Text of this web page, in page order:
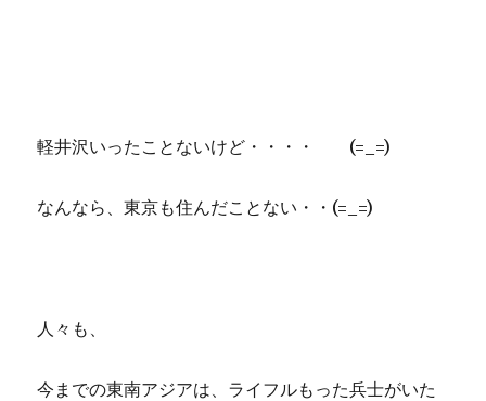
軽井沢いったことないけど・・・・ (=_=)
なんなら、東京も住んだことない・・(=_=)
人々も、
今までの東南アジアは、ライフルもった兵士がいた